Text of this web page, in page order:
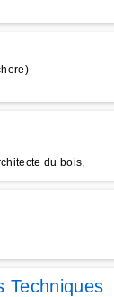
du bois,
Techniques